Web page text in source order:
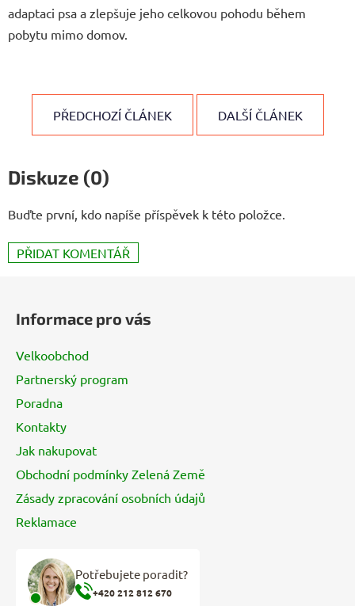
adaptaci psa a zlepšuje jeho celkovou pohodu během
pobytu mimo domov.
PŘEDCHOZÍ ČLÁNEK DALŠÍ ČLÁNEK
Diskuze (0)
Buďte první, kdo napíše příspěvek k této položce.
PŘIDAT KOMENTÁŘ
Informace pro vás
Velkoobchod
Partnerský program
Poradna
Kontakty
Jak nakupovat
Obchodní podmínky Zelená Země
Zásady zpracování osobních údajů
Reklamace
Potřebujete poradit?
+420 212 812 670